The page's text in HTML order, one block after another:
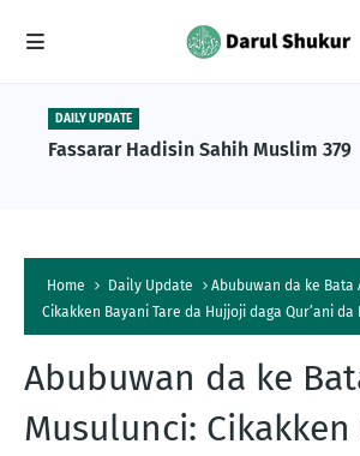
DAILY UPDATE
Fassarar Hadisin Sahih Muslim 379
Home Daily Update
Abubuwan da ke Bata
Cikakken Bayani Tare da Hujjoji daga Qur’ani da
Abubuwan da ke
Musulunci: Cikakken